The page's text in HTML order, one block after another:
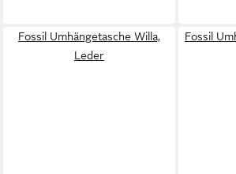
Fossil Umhängetasche Willa,
Leder
Fossil